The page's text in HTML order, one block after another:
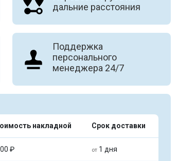
дальние расстояния
Поддержка
персонального
менеджера 24/7
накладной Срок доставки
₽ от 1 дня